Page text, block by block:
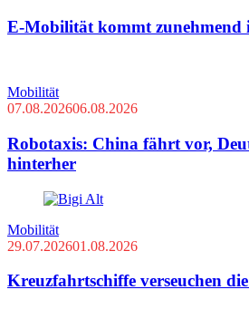
E-Mobilität kommt zunehmend
Mobilität
07.08.202606.08.2026
Robotaxis: China fährt vor,
hinterher
Mobilität
29.07.202601.08.2026
Kreuzfahrtschiffe verseuchen